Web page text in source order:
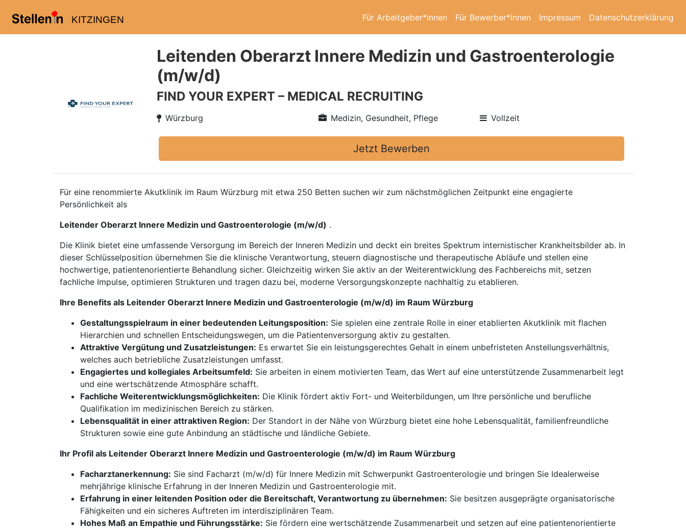
KITZINGEN Für Arbeitgeber*innen Für Bewerber*innen Impressum Datenschutzerklärung
Leitenden Oberarzt Innere Medizin und Gastroenterologie
(m/w/d)
FIND YOUR EXPERT – MEDICAL RECRUITING
Würzburg Medizin, Gesundheit, Pflege Vollzeit
Jetzt Bewerben
Für eine renommierte Akutklinik im Raum Würzburg mit etwa 250 Betten suchen wir zum nächstmöglichen Zeitpunkt eine engagierte
Persönlichkeit als
Leitender Oberarzt Innere Medizin und Gastroenterologie (m/w/d) .
Die Klinik bietet eine umfassende Versorgung im Bereich der Inneren Medizin und deckt ein breites Spektrum internistischer Krankheitsbilder ab. In
dieser Schlüsselposition übernehmen Sie die klinische Verantwortung, steuern diagnostische und therapeutische Abläufe und stellen eine
hochwertige, patientenorientierte Behandlung sicher. Gleichzeitig wirken Sie aktiv an der Weiterentwicklung des Fachbereichs mit, setzen
fachliche Impulse, optimieren Strukturen und tragen dazu bei, moderne Versorgungskonzepte nachhaltig zu etablieren.
Ihre Benefits als Leitender Oberarzt Innere Medizin und Gastroenterologie (m/w/d) im Raum Würzburg
Gestaltungsspielraum in einer bedeutenden Leitungsposition: Sie spielen eine zentrale Rolle in einer etablierten Akutklinik mit flachen
Hierarchien und schnellen Entscheidungswegen, um die Patientenversorgung aktiv zu gestalten.
Attraktive Vergütung und Zusatzleistungen: Es erwartet Sie ein leistungsgerechtes Gehalt in einem unbefristeten Anstellungsverhältnis,
welches auch betriebliche Zusatzleistungen umfasst.
Engagiertes und kollegiales Arbeitsumfeld: Sie arbeiten in einem motivierten Team, das Wert auf eine unterstützende Zusammenarbeit legt
und eine wertschätzende Atmosphäre schafft.
Fachliche Weiterentwicklungsmöglichkeiten: Die Klinik fördert aktiv Fort- und Weiterbildungen, um Ihre persönliche und berufliche
Qualifikation im medizinischen Bereich zu stärken.
Lebensqualität in einer attraktiven Region: Der Standort in der Nähe von Würzburg bietet eine hohe Lebensqualität, familienfreundliche
Strukturen sowie eine gute Anbindung an städtische und ländliche Gebiete.
Ihr Profil als Leitender Oberarzt Innere Medizin und Gastroenterologie (m/w/d) im Raum Würzburg
Facharztanerkennung: Sie sind Facharzt (m/w/d) für Innere Medizin mit Schwerpunkt Gastroenterologie und bringen Sie Idealerweise
mehrjährige klinische Erfahrung in der Inneren Medizin und Gastroenterologie mit.
Erfahrung in einer leitenden Position oder die Bereitschaft, Verantwortung zu übernehmen: Sie besitzen ausgeprägte organisatorische
Fähigkeiten und ein sicheres Auftreten im interdisziplinären Team.
Hohes Maß an Empathie und Führungsstärke: Sie fördern eine wertschätzende Zusammenarbeit und setzen auf eine patientenorientierte